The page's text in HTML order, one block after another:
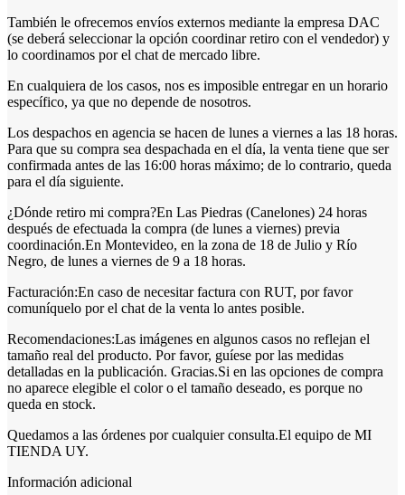
También le ofrecemos envíos externos mediante la empresa DAC
(se deberá seleccionar la opción coordinar retiro con el vendedor) y
lo coordinamos por el chat de mercado libre.
En cualquiera de los casos, nos es imposible entregar en un horario
específico, ya que no depende de nosotros.
Los despachos en agencia se hacen de lunes a viernes a las 18 horas.
Para que su compra sea despachada en el día, la venta tiene que ser
confirmada antes de las 16:00 horas máximo; de lo contrario, queda
para el día siguiente.
¿Dónde retiro mi compra?En Las Piedras (Canelones) 24 horas
después de efectuada la compra (de lunes a viernes) previa
coordinación.En Montevideo, en la zona de 18 de Julio y Río
Negro, de lunes a viernes de 9 a 18 horas.
Facturación:En caso de necesitar factura con RUT, por favor
comuníquelo por el chat de la venta lo antes posible.
Recomendaciones:Las imágenes en algunos casos no reflejan el
tamaño real del producto. Por favor, guíese por las medidas
detalladas en la publicación. Gracias.Si en las opciones de compra
no aparece elegible el color o el tamaño deseado, es porque no
queda en stock.
Quedamos a las órdenes por cualquier consulta.El equipo de MI
TIENDA UY.
Información adicional